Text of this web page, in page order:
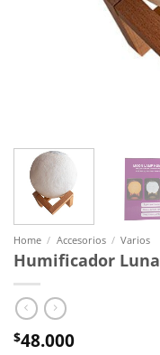
Home / Accesorios / Varios
Humificador Luna
$48.000